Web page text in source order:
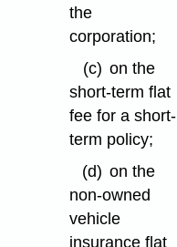
the
corporation;
(c) on the
short-term flat
fee for a short-
term policy;
(d) on the
non-owned
vehicle
insurance flat